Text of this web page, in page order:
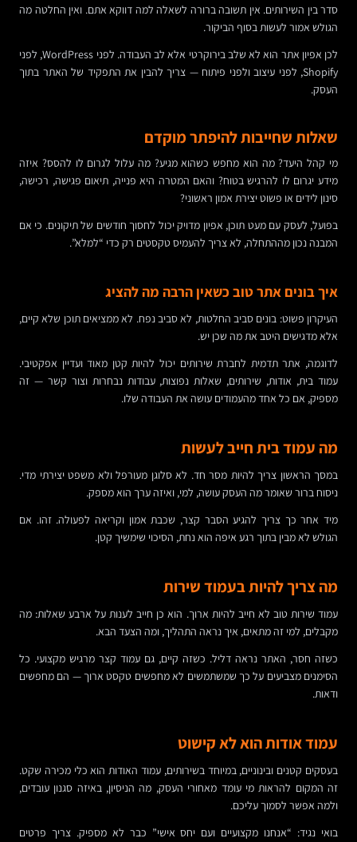
סדר בין השירותים. אין תשובה ברורה לשאלה למה דווקא אתם. ואין החלטה מה
הגולש אמור לעשות בסוף הביקור.
לכן אפיון אתר הוא לא שלב בירוקרטי אלא לב העבודה. לפני WordPress, לפני
Shopify, לפני עיצוב ולפני פיתוח — צריך להבין את התפקיד של האתר בתוך
העסק.
שאלות שחייבות להיפתר מוקדם
מי קהל היעד? מה הוא מחפש כשהוא מגיע? מה עלול לגרום לו להסס? איזה
מידע יגרום לו להרגיש בטוח? והאם המטרה היא פנייה, תיאום פגישה, רכישה,
סינון לידים או פשוט יצירת אמון ראשוני?
בפועל, לעסק עם מעט תוכן, אפיון מדויק יכול לחסוך חודשים של תיקונים. כי אם
המבנה נכון מההתחלה, לא צריך להעמיס טקסטים רק כדי “למלא”.
איך בונים אתר טוב כשאין הרבה מה להציג
העיקרון פשוט: בונים סביב החלטות, לא סביב נפח. לא ממציאים תוכן שלא קיים,
אלא מדגישים היטב את מה שכן יש.
לדוגמה, אתר תדמית לחברת שירותים יכול להיות קטן מאוד ועדיין אפקטיבי.
עמוד בית, אודות, שירותים, שאלות נפוצות, עבודות נבחרות וצור קשר — זה
מספיק, אם כל אחד מהעמודים עושה את העבודה שלו.
מה עמוד בית חייב לעשות
במסך הראשון צריך להיות מסר חד. לא סלוגן מעורפל ולא משפט יצירתי מדי.
ניסוח ברור שאומר מה העסק עושה, למי, ואיזה ערך הוא מספק.
מיד אחר כך צריך להגיע הסבר קצר, שכבת אמון וקריאה לפעולה. זהו. אם
הגולש לא מבין בתוך רגע איפה הוא נחת, הסיכוי שימשיך קטן.
מה צריך להיות בעמוד שירות
עמוד שירות טוב לא חייב להיות ארוך. הוא כן חייב לענות על ארבע שאלות: מה
מקבלים, למי זה מתאים, איך נראה התהליך, ומה הצעד הבא.
כשזה חסר, האתר נראה דליל. כשזה קיים, גם עמוד קצר מרגיש מקצועי. כל
הסימנים מצביעים על כך שמשתמשים לא מחפשים טקסט ארוך — הם מחפשים
ודאות.
עמוד אודות הוא לא קישוט
בעסקים קטנים ובינוניים, במיוחד בשירותים, עמוד האודות הוא כלי מכירה שקט.
זה המקום להראות מי עומד מאחורי העסק, מה הניסיון, באיזה סגנון עובדים,
ולמה אפשר לסמוך עליכם.
בואי נגיד: “אנחנו מקצועיים ועם יחס אישי” כבר לא מספיק. צריך פרטים